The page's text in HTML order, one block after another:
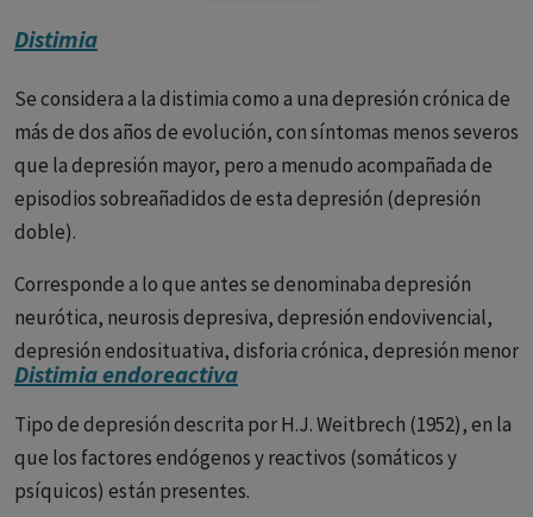
Distimia
Se considera a la distimia como a una depresión crónica de
más de dos años de evolución, con síntomas menos severos
que la depresión mayor, pero a menudo acompañada de
episodios sobreañadidos de esta depresión (depresión
doble).
Corresponde a lo que antes se denominaba depresión
neurótica, neurosis depresiva, depresión endovivencial,
depresión endosituativa, disforia crónica, depresión menor
crónica o depresión reactiva. El término trastorno distímico
fue introducido en el DSM-III.
La distimia, ahora más comúnmente conocida como
trastorno depresivo persistente (TDP), es un tipo de
Distimia endoreactiva
Tipo de depresión descrita por H.J. Weitbrech (1952), en la
que los factores endógenos y reactivos (somáticos y
psíquicos) están presentes.